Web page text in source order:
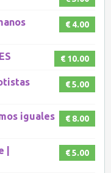
€ 4.00
€ 10.00
€ 5.00
€ 8.00
iguales
€ 5.00